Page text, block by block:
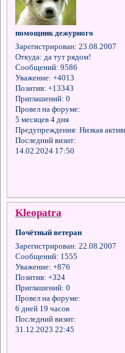
помощник дежурного
Зарегистрирован: 23.08.2007
Откуда: да тут рядом!
Сообщений: 9586
Уважение: +4013
Позитив: +13343
Приглашений: 0
Провел на форуме:
5 месяцев 4 дня
Предупреждения: Низкая
Последний визит:
14.02.2024 17:50
Kleopatra
Почётный ветеран
Зарегистрирован: 22.08.2007
Сообщений: 1555
Уважение: +876
Позитив: +324
Приглашений: 0
Провел на форуме:
6 дней 19 часов
Последний визит:
31.12.2023 22:45